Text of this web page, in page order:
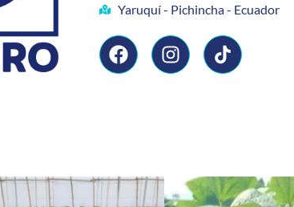
Yaruquí - Pichincha - Ecuador